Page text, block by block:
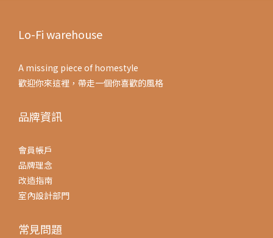
Lo-Fi warehouse
A missing piece of homestyle
歡迎你來這裡，帶走一個你喜歡的風格
品牌資訊
會員帳戶
品牌理念
改造指南
室內設計部門
常見問題